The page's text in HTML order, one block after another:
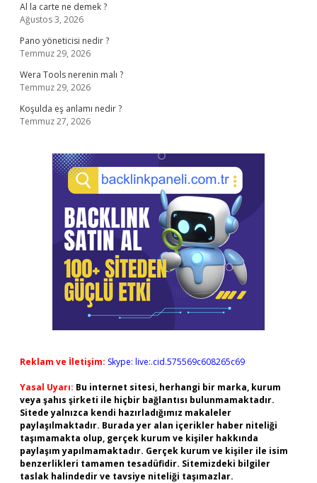
Al la carte ne demek ?
Ağustos 3, 2026
Pano yöneticisi nedir ?
Temmuz 29, 2026
Wera Tools nerenin malı ?
Temmuz 29, 2026
Koşulda eş anlamı nedir ?
Temmuz 27, 2026
Reklam ve İletişim: Skype: live:.cid.575569c608265c69
Yasal Uyarı: Bu internet sitesi, herhangi bir marka, kurum
veya şahıs şirketi ile hiçbir bağlantısı bulunmamaktadır.
Sitede yalnızca kendi hazırladığımız makaleler
paylaşılmaktadır. Burada yer alan içerikler haber niteliği
taşımamakta olup, gerçek kurum ve kişiler hakkında
paylaşım yapılmamaktadır. Gerçek kurum ve kişiler ile isim
benzerlikleri tamamen tesadüfidir. Sitemizdeki bilgiler
taslak halindedir ve tavsiye niteliği taşımazlar.